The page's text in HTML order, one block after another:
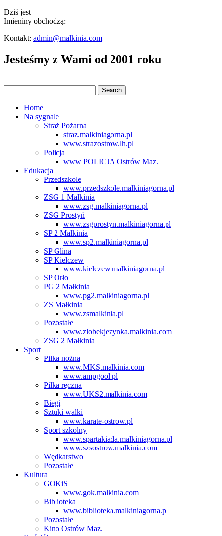
Dziś jest
Imieniny obchodzą:
Kontakt: admin@malkinia.com
Jesteśmy z Wami od 2001 roku
Home
Na sygnale
Straż Pożarna
straz.malkiniagorna.pl
www.strazostrow.lh.pl
Policja
www POLICJA Ostrów Maz.
Edukacja
Przedszkole
www.przedszkole.malkiniagorna.pl
ZSG 1 Małkinia
www.zsg.malkiniagorna.pl
ZSG Prostyń
www.zsgprostyn.malkiniagorna.pl
SP 2 Małkinia
www.sp2.malkiniagorna.pl
SP Glina
SP Kiełczew
www.kielczew.malkiniagorna.pl
SP Orło
PG 2 Małkinia
www.pg2.malkiniagorna.pl
ZS Małkinia
www.zsmalkinia.pl
Pozostałe
www.zlobekjezynka.malkinia.com
ZSG 2 Małkinia
Sport
Piłka nożna
www.MKS.malkinia.com
www.ampgool.pl
Piłka ręczna
www.UKS2.malkinia.com
Biegi
Sztuki walki
www.karate-ostrow.pl
Sport szkolny
www.spartakiada.malkiniagorna.pl
www.szsostrow.malkinia.com
Wędkarstwo
Pozostałe
Kultura
GOKiS
www.gok.malkinia.com
Biblioteka
www.biblioteka.malkiniagorna.pl
Pozostałe
Kino Ostrów Maz.